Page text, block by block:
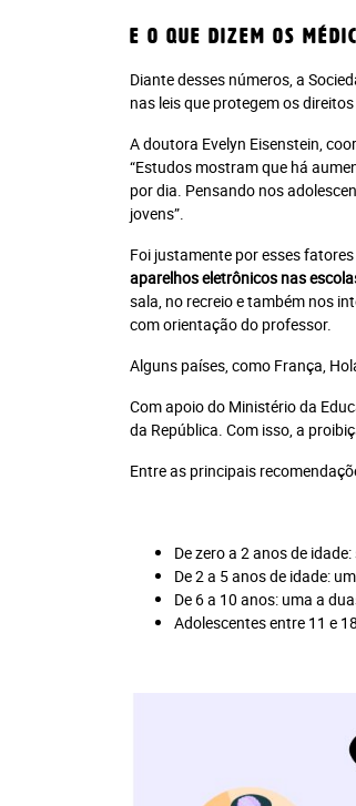
E o que dizem os
Diante desses números, a
nas leis que protegem os
A doutora Evelyn Eisenstein,
“Estudos mostram que há
por dia. Pensando nos
jovens”.
Foi justamente por esses
aparelhos eletrônicos nas
sala, no recreio e também nos
com orientação do professor.
Alguns países, como França,
Com apoio do Ministério da
da República. Com isso, a
Entre as principais
De zero a 2 anos de idade:
De 2 a 5 anos de idade:
De 6 a 10 anos: uma a
Adolescentes entre 11 e